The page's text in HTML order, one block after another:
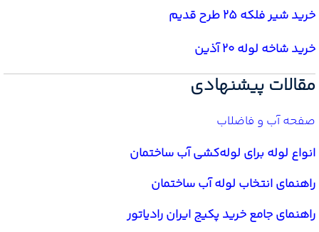
خرید شیر فلکه 25 طرح قدیم
خرید شاخه لوله 20 آذین
مقالات پیشنهادی
صفحه آب و فاضلاب
انواع لوله برای لوله‌کشی آب ساختمان
راهنمای انتخاب لوله آب ساختمان
راهنمای جامع خرید پکیج ایران رادیاتور